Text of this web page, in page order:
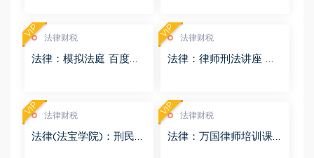
法律财税
法律：模拟法庭 百度网
VIP 法律财税
法律：律师刑法讲座 百
VIP
法律财税
法律(法宝学院)：刑民交
VIP 法律财税
法律：万国律师培训课
VIP